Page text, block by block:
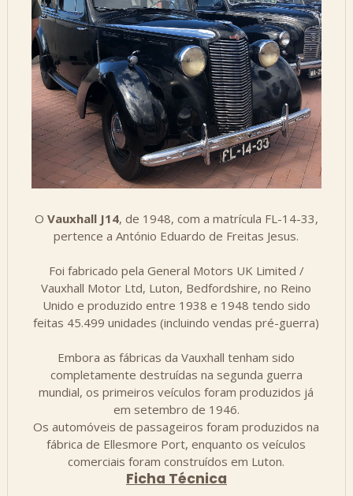
O Vauxhall J14, de 1948, com a matrícula FL-14-33,
pertence a António Eduardo de Freitas Jesus.
Foi fabricado pela General Motors UK Limited /
Vauxhall Motor Ltd, Luton, Bedfordshire, no Reino
Unido e produzido entre 1938 e 1948 tendo sido
feitas 45.499 unidades (incluindo vendas pré-guerra)
Embora as fábricas da Vauxhall tenham sido
completamente destruídas na segunda guerra
mundial, os primeiros veículos foram produzidos já
em setembro de 1946.
Os automóveis de passageiros foram produzidos na
fábrica de Ellesmore Port, enquanto os veículos
comerciais foram construídos em Luton.
Ficha Técnica